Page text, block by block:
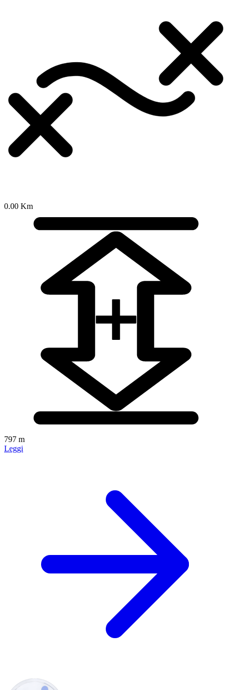
0.00 Km
797 m
Leggi